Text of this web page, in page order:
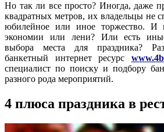
Но так ли все просто? Иногда, даже
квадратных метров, их владельцы не
юбилейное или иное торжество. И
экономии или лени? Или есть
выбора места для праздника?
банкетный интернет ресурс
специалист по поиску и подбору
разного рода мероприятий.
4 плюса праздника в